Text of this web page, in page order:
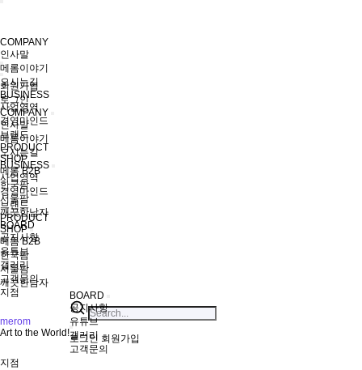
COMPANY
인사말
메롬이야기
오시는길
BUSINESS
사업영역
경영마인드
브랜드
PRODUCT
SHOP
메롬 B2B
한국팜
서울팜
깨끗한남자
BOARD
공지사항
유튜브
갤러리
고객문의
지점
merom
Art to the World!로그인 회원가입
회원가입
로그인
COMPANY
인사말
메롬이야기
오시는길
BUSINESS
사업영역
경영마인드
브랜드
PRODUCT
SHOP
메롬 B2B
한국팜
서울팜
깨끗한남자
BOARD
공지사항
유튜브
갤러리
고객문의
지점